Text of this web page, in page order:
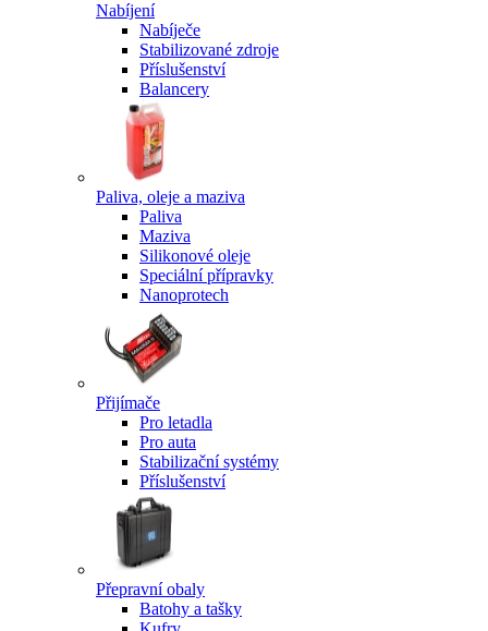
Nabíjení
Nabíječe
Stabilizované zdroje
Příslušenství
Balancery
Paliva, oleje a maziva
Paliva
Maziva
Silikonové oleje
Speciální přípravky
Nanoprotech
Přijímače
Pro letadla
Pro auta
Stabilizační systémy
Příslušenství
Přepravní obaly
Batohy a tašky